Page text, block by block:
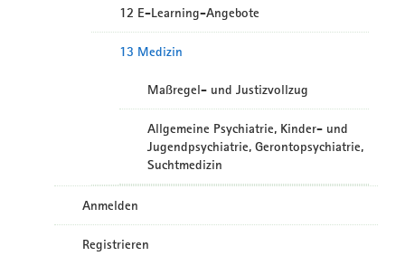
12 E-Learning-Angebote
13 Medizin
Maßregel- und Justizvollzug
Allgemeine Psychiatrie, Kinder- und
Jugendpsychiatrie, Gerontopsychiatrie,
Suchtmedizin
Anmelden
Registrieren